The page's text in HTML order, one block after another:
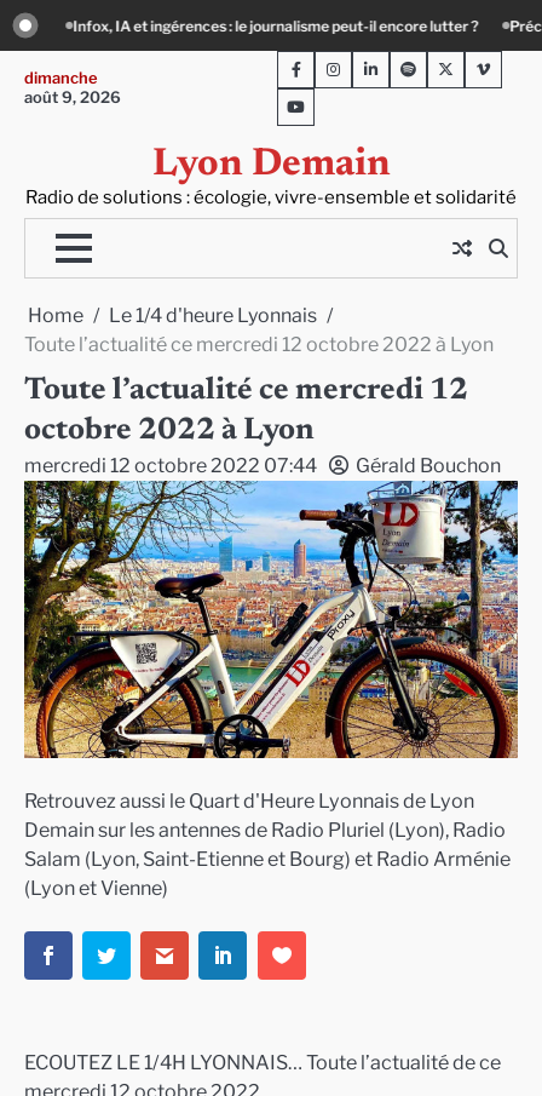
Skip
to
content
peut-il encore lutter ? Précarité, canicule, solitude : quand le lien social
dimanche
août 9, 2026
Lyon Demain
Radio de solutions : écologie, vivre-ensemble et solidarité
FacebookInstagram
LinkedInSpotifyTwitterViméo
Youtube
Home
Le 1/4 d'heure Lyonnais
Toute l’actualité ce mercredi 12 octobre 2022 à Lyon
Toute l’actualité ce mercredi 12
octobre 2022 à Lyon
mercredi 12 octobre 2022 07:44 Gérald Bouchon
Retrouvez aussi le Quart d'Heure Lyonnais de Lyon
Demain sur les antennes de Radio Pluriel (Lyon), Radio
Salam (Lyon, Saint-Etienne et Bourg) et Radio Arménie
(Lyon et Vienne)
ECOUTEZ LE 1/4H LYONNAIS… Toute l’actualité de ce
mercredi 12 octobre 2022